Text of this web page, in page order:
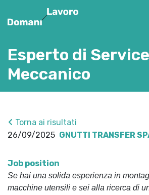
Esperto di Service
Meccanico
Torna ai risultati
26/09/2025 GNUTTI TRANSFER
Job position
Se hai una solida esperienza in
macchine utensili e sei alla ricerca di